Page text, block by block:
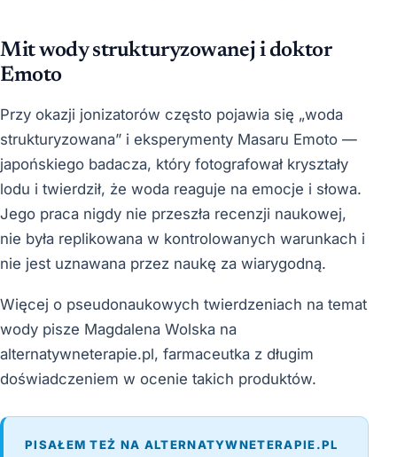
Mit wody strukturyzowanej i doktor
Emoto
Przy okazji jonizatorów często pojawia się „woda
strukturyzowana” i eksperymenty Masaru Emoto —
japońskiego badacza, który fotografował kryształy
lodu i twierdził, że woda reaguje na emocje i słowa.
Jego praca nigdy nie przeszła recenzji naukowej,
nie była replikowana w kontrolowanych warunkach i
nie jest uznawana przez naukę za wiarygodną.
Więcej o pseudonaukowych twierdzeniach na temat
wody pisze Magdalena Wolska na
alternatywneterapie.pl, farmaceutka z długim
doświadczeniem w ocenie takich produktów.
PISAŁEM TEŻ NA ALTERNATYWNETERAPIE.PL